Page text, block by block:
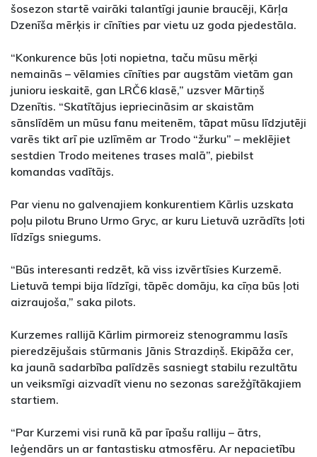
šosezon startē vairāki talantīgi jaunie braucēji, Kārļa
Dzenīša mērķis ir cīnīties par vietu uz goda pjedestāla.
“Konkurence būs ļoti nopietna, taču mūsu mērķi
nemainās – vēlamies cīnīties par augstām vietām gan
junioru ieskaitē, gan LRČ6 klasē,” uzsver Mārtiņš
Dzenītis. “Skatītājus iepriecināsim ar skaistām
sānslīdēm un mūsu fanu meitenēm, tāpat mūsu līdzjutēji
varēs tikt arī pie uzlīmēm ar Trodo “žurku” – meklējiet
sestdien Trodo meitenes trases malā”, piebilst
komandas vadītājs.
Par vienu no galvenajiem konkurentiem Kārlis uzskata
poļu pilotu Bruno Urmo Gryc, ar kuru Lietuvā uzrādīts ļoti
līdzīgs sniegums.
“Būs interesanti redzēt, kā viss izvērtīsies Kurzemē.
Lietuvā tempi bija līdzīgi, tāpēc domāju, ka cīņa būs ļoti
aizraujoša,” saka pilots.
Kurzemes rallijā Kārlim pirmoreiz stenogrammu lasīs
pieredzējušais stūrmanis Jānis Strazdiņš. Ekipāža cer,
ka jaunā sadarbība palīdzēs sasniegt stabilu rezultātu
un veiksmīgi aizvadīt vienu no sezonas sarežģītākajiem
startiem.
“Par Kurzemi visi runā kā par īpašu ralliju – ātrs,
leģendārs un ar fantastisku atmosfēru. Ar nepacietību